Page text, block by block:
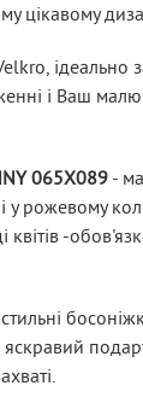
цікавому
ідеально
і Ваш
065X089 -
у рожевому
квітів -